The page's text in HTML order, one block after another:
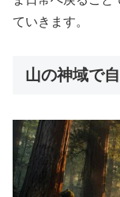
ていきます。
山の神域で